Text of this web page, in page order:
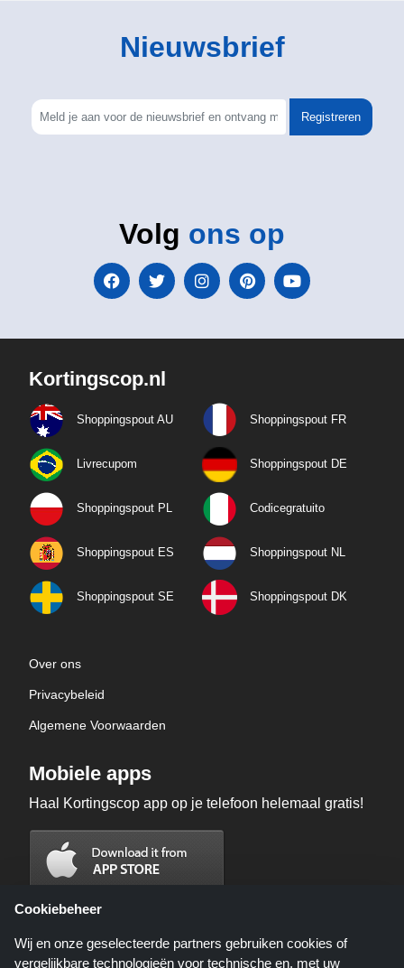
Nieuwsbrief
Registreren
Volg ons op
Kortingscop.nl
Shoppingspout AU Shoppingspout FR
Livrecupom Shoppingspout DE
Shoppingspout PL Codicegratuito
Shoppingspout ES Shoppingspout NL
Shoppingspout SE Shoppingspout DK
Over ons
Privacybeleid
Algemene Voorwaarden
Mobiele apps
Haal Kortingscop app op je telefoon helemaal gratis!
Cookiebeheer
Wij en onze geselecteerde partners gebruiken cookies of
vergelijkbare technologieën voor technische en, met uw